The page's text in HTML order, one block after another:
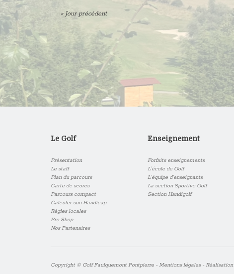
«Jour précédent
Le Golf
Présentation
Le staff
Plan du parcours
Carte de scores
Parcours compact
Calculer son Handicap
Règles locales
Pro Shop
Nos Partenaires
Enseignement
Forfaits enseignements
L’école de Golf
L’équipe d’enseignants
La section Sportive Golf
Section Handigolf
Copyright © Golf Faulquemont Pontpierre - Mentions légales- Réalisation